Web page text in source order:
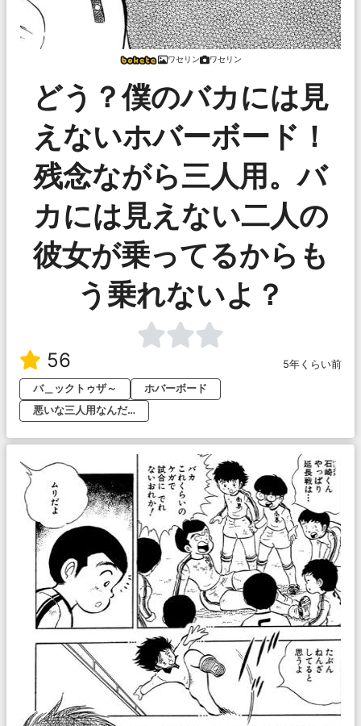
ワセリン ワセリン
どう？僕のバカには見
えないホバーボード！
残念ながら三人用。バ
カには見えない二人の
彼女が乗ってるからも
う乗れないよ？
56
5年くらい前
バ＿ックトゥザ～
ホバーボード
悪いな三人用なんだ…